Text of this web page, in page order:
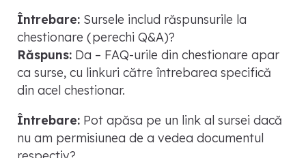
Întrebare: Sursele includ răspunsurile la
chestionare (perechi Q&A)?
Răspuns: Da – FAQ-urile din chestionare apar
ca surse, cu linkuri către întrebarea specifică
din acel chestionar.
Întrebare: Pot apăsa pe un link al sursei dacă
nu am permisiunea de a vedea documentul